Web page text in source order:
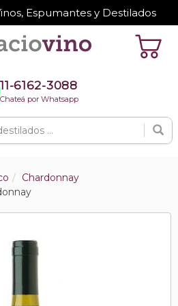
Espumantes y Destilados
11-6162-3088
Chateá por Whatsapp
Chardonnay